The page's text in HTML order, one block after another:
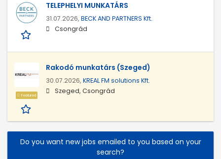
TELEPHELYI MUNKATÁRS
31.07.2026, BECK AND PARTNERS Kft.
Csongrád
Featured
Rakodó munkatárs (Szeged)
30.07.2026, KREAL FM solutions Kft.
Szeged, Csongrád
Do you want new jobs emailed to you based on your
search?